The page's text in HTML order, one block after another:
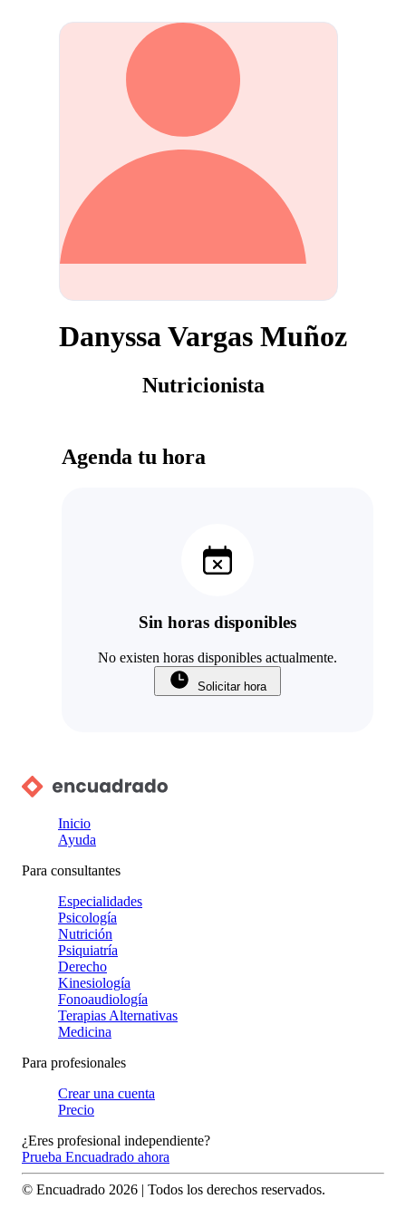
Danyssa Vargas Muñoz
Nutricionista
Agenda tu hora
Sin horas disponibles
No existen horas disponibles actualmente.
Solicitar hora
Inicio
Ayuda
Para consultantes
Especialidades
Psicología
Nutrición
Psiquiatría
Derecho
Kinesiología
Fonoaudiología
Terapias Alternativas
Medicina
Para profesionales
Crear una cuenta
Precio
¿Eres profesional independiente?
Prueba Encuadrado ahora
© Encuadrado 2026 | Todos los derechos reservados.